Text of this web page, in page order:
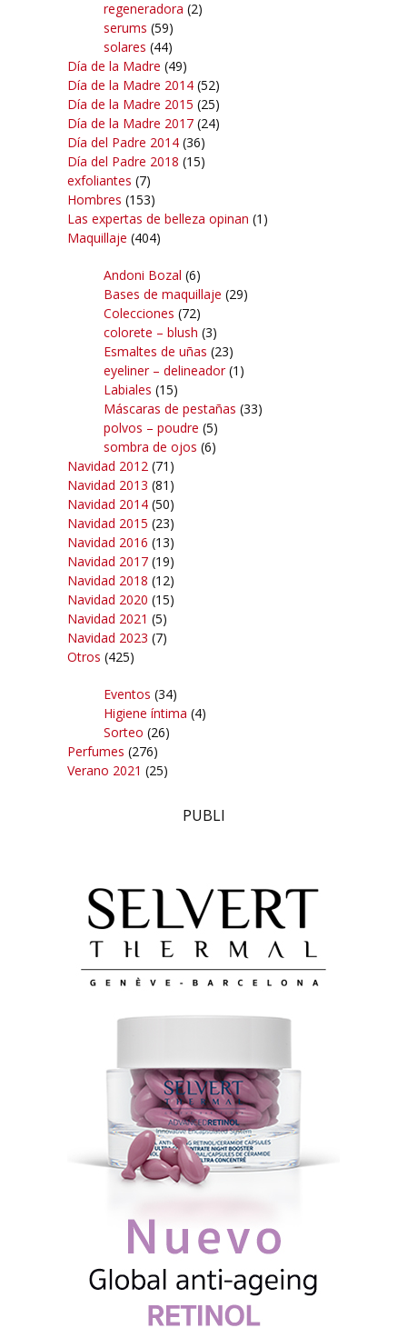
regeneradora (2)
serums (59)
solares (44)
Día de la Madre (49)
Día de la Madre 2014 (52)
Día de la Madre 2015 (25)
Día de la Madre 2017 (24)
Día del Padre 2014 (36)
Día del Padre 2018 (15)
exfoliantes (7)
Hombres (153)
Las expertas de belleza opinan (1)
Maquillaje (404)
Andoni Bozal (6)
Bases de maquillaje (29)
Colecciones (72)
colorete – blush (3)
Esmaltes de uñas (23)
eyeliner – delineador(1)
Labiales (15)
Máscaras de pestañas (33)
polvos – poudre (5)
sombra de ojos (6)
Navidad 2012 (71)
Navidad 2013 (81)
Navidad 2014 (50)
Navidad 2015 (23)
Navidad 2016 (13)
Navidad 2017 (19)
Navidad 2018 (12)
Navidad 2020 (15)
Navidad 2021 (5)
Navidad 2023 (7)
Otros (425)
Eventos (34)
Higiene íntima (4)
Sorteo (26)
Perfumes (276)
Verano 2021 (25)
PUBLI